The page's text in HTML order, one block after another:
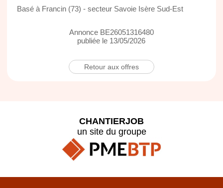
Basé à Francin (73) - secteur Savoie Isère Sud-Est
Annonce BE26051316480
publiée le 13/05/2026
Retour aux offres
CHANTIERJOB
un site du groupe